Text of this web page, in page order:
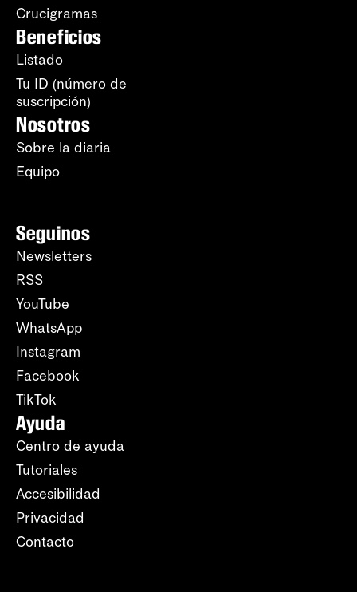
Crucigramas
Beneficios
Listado
Tu ID (número de
suscripción)
Nosotros
Sobre la diaria
Equipo
Seguinos
Newsletters
RSS
YouTube
WhatsApp
Instagram
Facebook
TikTok
Ayuda
Centro de ayuda
Tutoriales
Accesibilidad
Privacidad
Contacto